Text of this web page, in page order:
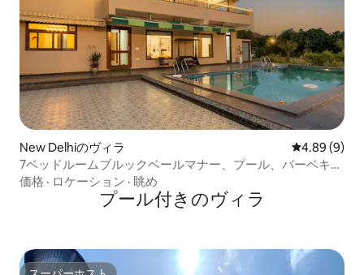
New Delhiのヴィラ レビュー9件
4.89 (9)
7ベッドルームブルックベールマナー、プール、バーベキュ
ー、景色@ハリヤナ
価格 · ロケーション · 眺め
プール付きのヴィラ